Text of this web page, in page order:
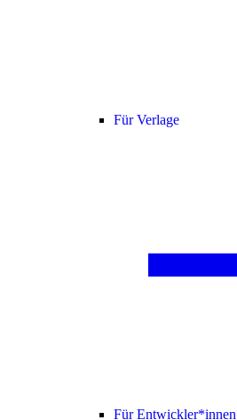
Für Verlage
Für Entwickler*innen